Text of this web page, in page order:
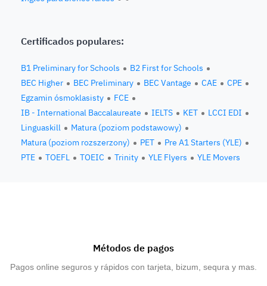
Certificados populares:
B1 Preliminary for Schools
B2 First for Schools
BEC Higher
BEC Preliminary BEC Vantage CAE
CPE
Egzamin ósmoklasisty
FCE
IB - International Baccalaureate
IELTS KET
LCCI EDI
Linguaskill
Matura (poziom podstawowy)
Matura (poziom rozszerzony)
PET
Pre A1 Starters (YLE)
PTE
TOEFL TOEIC Trinity YLE Flyers YLE Movers
Métodos de pagos
Pagos online seguros y rápidos con tarjeta, bizum, sequra y mas.